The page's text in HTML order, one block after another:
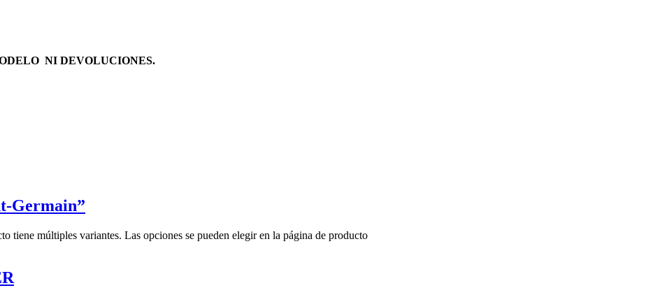
NI DEVOLUCIONES.
Germain”
tiene múltiples variantes. Las opciones se pueden elegir en la página de producto